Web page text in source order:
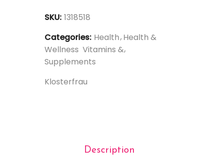
SKU: 1318518
Categories: Health Health &
Wellness Vitamins &
Supplements
Klosterfrau
Description